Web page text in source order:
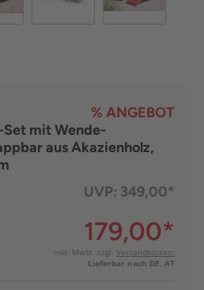
% ANGEBOT
Set mit Wende-
aus Akazienholz,
UVP: 349,00*
179,00*
inkl. MwSt. zzgl. Versandkosten:
Lieferbar nach DE, AT